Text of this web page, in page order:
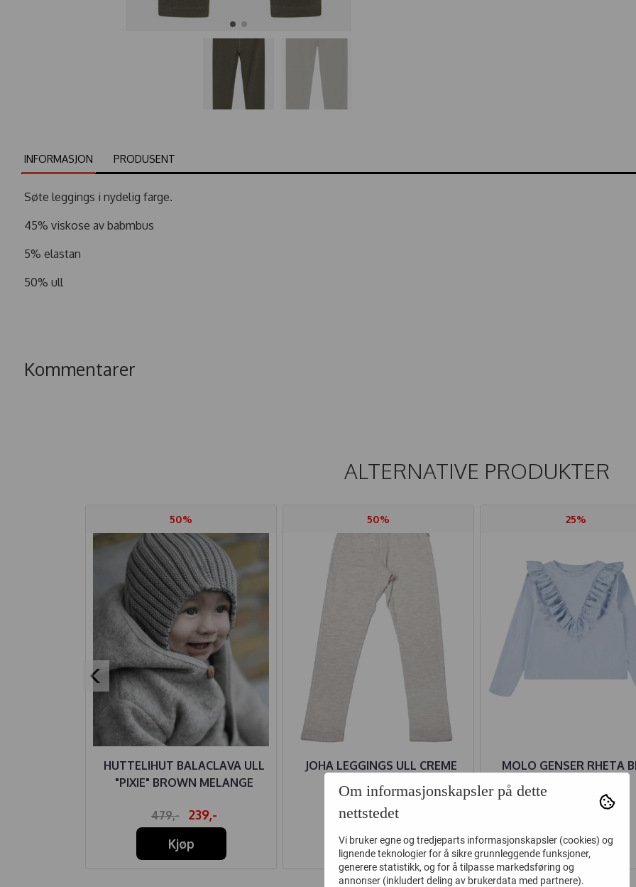
INFORMASJON PRODUSENT
Søte leggings i nydelig farge.
45% viskose av babmbus
5% elastan
50% ull
Kommentarer
ALTERNATIVE PRODUKTER
50%
HUTTELIHUT BALACLAVA ULL
"PIXIE" BROWN MELANGE
479,-
239,-
Kjøp
50%
JOHA LEGGINGS ULL CREME
399,-
199,-
Kjøp
25%
MOLO GENSER RHETA
299,-
Kjøp
Om informasjonskapsler på dette
nettstedet
Vi bruker egne og tredjeparts informasjonskapsler (cookies) og
lignende teknologier for å sikre grunnleggende funksjoner,
generere statistikk, og for å tilpasse markedsføring og
annonser (inkludert deling av brukerdata med partnere).